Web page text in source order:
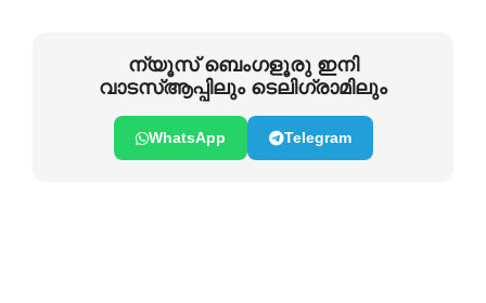
ന്യൂസ് ബെംഗളൂരു ഇനി
വാടസ്ആപ്പിലും ടെലിഗ്രാമിലും
WhatsApp Telegram